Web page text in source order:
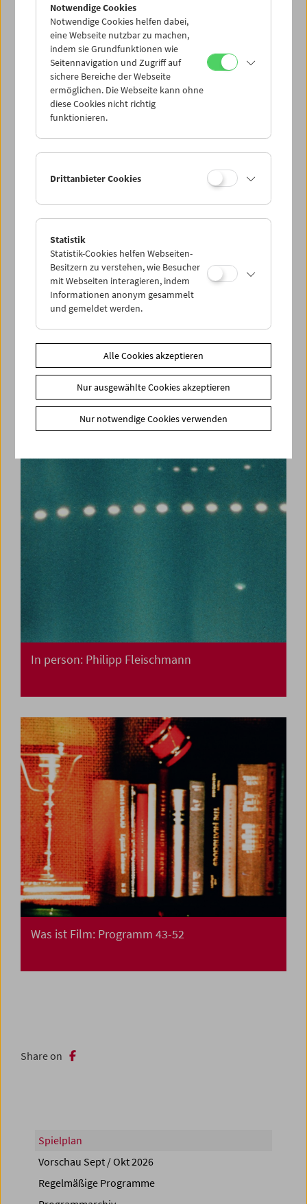
Der Mond
Carte blanche
Jerusalem Cinematheque
In person: Philipp Fleischmann
Was ist Film: Programm 43-52
Share on
Spielplan
Vorschau Sept / Okt 2026
Regelmäßige Programme
Notwendige Cookies
Notwendige Cookies helfen dabei,
eine Webseite nutzbar zu machen,
indem sie Grundfunktionen wie
Seitennavigation und Zugriff auf
sichere Bereiche der Webseite
ermöglichen. Die Webseite kann ohne
diese Cookies nicht richtig
funktionieren.
Drittanbieter Cookies
Statistik
Statistik-Cookies helfen Webseiten-
Besitzern zu verstehen, wie Besucher
mit Webseiten interagieren, indem
Informationen anonym gesammelt
und gemeldet werden.
Alle Cookies akzeptieren
Nur ausgewählte Cookies akzeptieren
Nur notwendige Cookies verwenden